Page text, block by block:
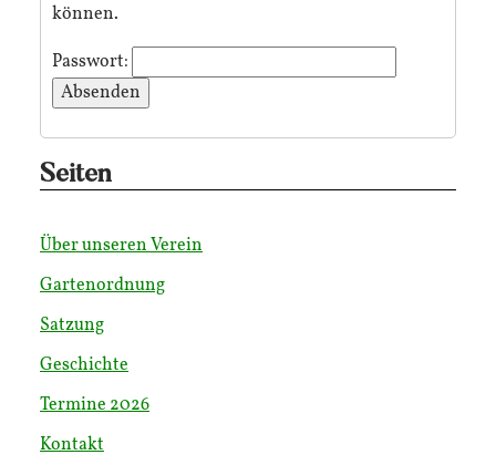
können.
Passwort:
Seiten
Über unseren Verein
Gartenordnung
Satzung
Geschichte
Termine 2026
Kontakt